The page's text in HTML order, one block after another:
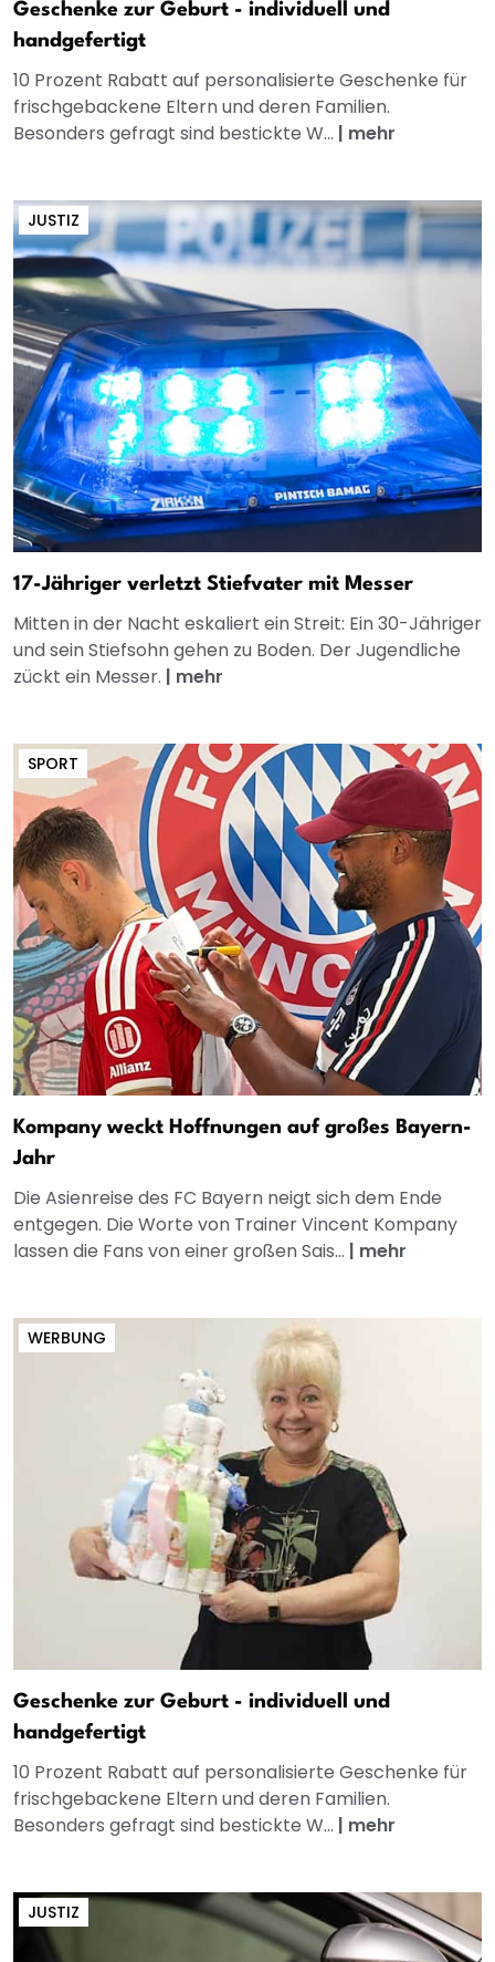
Geschenke zur Geburt - individuell und
handgefertigt
10 Prozent Rabatt auf personalisierte Geschenke für
frischgebackene Eltern und deren Familien.
Besonders gefragt sind bestickte W... | mehr
JUSTIZ
17-Jähriger verletzt Stiefvater mit Messer
Mitten in der Nacht eskaliert ein Streit: Ein 30-Jähriger
und sein Stiefsohn gehen zu Boden. Der Jugendliche
zückt ein Messer. | mehr
SPORT
Kompany weckt Hoffnungen auf großes Bayern-
Jahr
Die Asienreise des FC Bayern neigt sich dem Ende
entgegen. Die Worte von Trainer Vincent Kompany
lassen die Fans von einer großen Sais... | mehr
WERBUNG
Geschenke zur Geburt - individuell und
handgefertigt
10 Prozent Rabatt auf personalisierte Geschenke für
frischgebackene Eltern und deren Familien.
Besonders gefragt sind bestickte W... | mehr
JUSTIZ